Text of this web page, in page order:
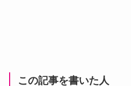
この記事を書いた人